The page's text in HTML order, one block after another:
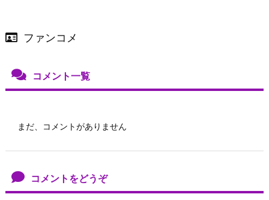
ファンコメ
コメント一覧
まだ、コメントがありません
コメントをどうぞ